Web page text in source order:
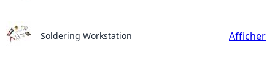
Soldering Workstation Afficher